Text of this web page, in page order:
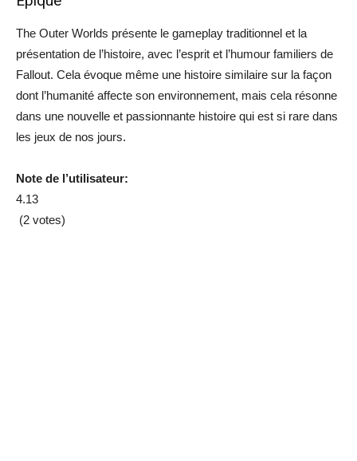
The Outer Worlds présente le gameplay traditionnel et la
présentation de l’histoire, avec l’esprit et l’humour familiers de
Fallout. Cela évoque même une histoire similaire sur la façon
dont l’humanité affecte son environnement, mais cela résonne
dans une nouvelle et passionnante histoire qui est si rare dans
les jeux de nos jours.
Note de l’utilisateur:
4.13
(2 votes)